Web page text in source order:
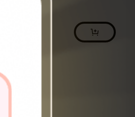
上衣